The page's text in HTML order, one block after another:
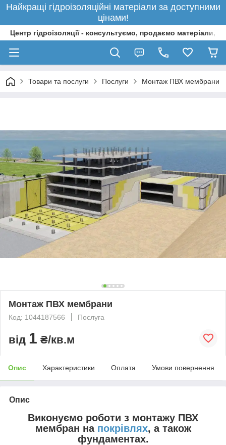
Найкращі гідроізоляційні матеріали за доступними
цінами!
Центр гідроізоляції - консультуємо, продаємо матеріали,
Товари та послуги Послуги Монтаж ПВХ мембрани
Монтаж ПВХ мембрани
Код: 1044187566 Послуга
від 1 ₴/кв.м
Опис Характеристики Оплата Умови повернення
Опис
Виконуємо роботи з монтажу ПВХ
мембран на покрівлях, а також
фундаментах.